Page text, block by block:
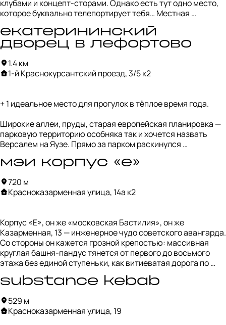
клубами и концепт-сторами. Однако есть тут одно место,
которое буквально телепортирует тебя… Местная
барахолка, спрятавшаяся в подвалах одного из корпусов,
— это настоящий лабиринт ностальгии, где можно найти
буквально всё, что угодно: от бабушкиного серванта до
водолазного костюма.
екатерининский
дворец в лефортово
1.4 км
1-й Краснокурсантский проезд, 3/5 к2
+ 1 идеальное место для прогулок в тёплое время года.
Широкие аллеи, пруды, старая европейская планировка —
парковую территорию особняка так и хочется назвать
Версалем на Яузе. Прямо за парком раскинулся
которого в свои годы трудились Ринальди, Кваренги и
И хотя терракотовые фасады и львиные маскароны* уже
менее, сейчас оно заброшено.
*Минутка ликбеза: маскароны — это рельефные
декоративные элементы.
мэи корпус «е»
720 м
Красноказарменная улица, 14а к2
Корпус «Е», он же «московская Бастилия», он же
Казарменная, 13 — инженерное чудо советского авангарда.
Со стороны он кажется грозной крепостью: массивная
круглая башня‑пандус тянется от первого до восьмого
этажа без единой ступеньки, как витиеватая дорога по
стенам Бастилии.
Корбюзье. Мы, конечно, в это не верим, но инженерные
решения действительны уникальны — здесь даже есть
substance kebab
529 м
Красноказарменная улица, 19